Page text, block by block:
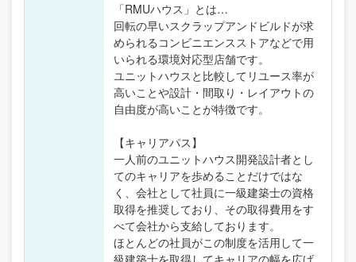
「RMUハウス」とは…
回転の早いスクラップアンドビルドが求
められるコンビニエンスストアなどで用
いられる環境対応型店舗です。
ユニットハウスと比較してリユース率が
高いことや設計・間取り・レイアウトの
自由度が高いことが特徴です。
【キャリアパス】
一人前のユニットハウス開発設計者とし
てのキャリアを歩めることだけではな
く、会社として社員に一級建築士の資格
取得を推奨しており、その取得費用をす
べて会社から支給しております。
ほとんどの社員がこの制度を活用して一